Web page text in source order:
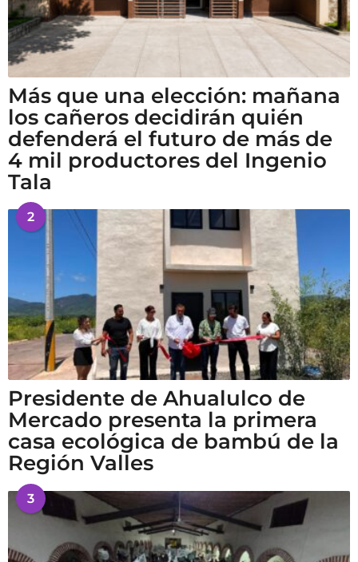
Más que una elección: mañana
los cañeros decidirán quién
defenderá el futuro de más de
4 mil productores del Ingenio
Tala
2
Presidente de Ahualulco de
Mercado presenta la primera
casa ecológica de bambú de la
Región Valles
3